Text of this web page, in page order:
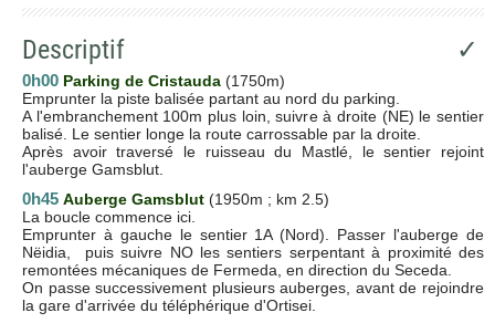
Descriptif ✓
0h00 Parking de Cristauda (1750m)
Emprunter la piste balisée partant au nord du parking.
A l'embranchement 100m plus loin, suivre à droite (NE) le sentier
balisé. Le sentier longe la route carrossable par la droite.
Après avoir traversé le ruisseau du Mastlé, le sentier rejoint
l'auberge Gamsblut.
0h45 Auberge Gamsblut (1950m ; km 2.5)
La boucle commence ici.
Emprunter à gauche le sentier 1A (Nord). Passer l'auberge de
Nëidia, puis suivre NO les sentiers serpentant à proximité des
remontées mécaniques de Fermeda, en direction du Seceda.
On passe successivement plusieurs auberges, avant de rejoindre
la gare d'arrivée du téléphérique d'Ortisei.